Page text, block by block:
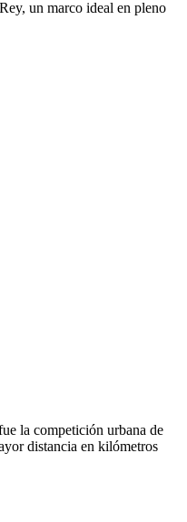
un marco ideal en pleno
la competición urbana de
distancia en kilómetros